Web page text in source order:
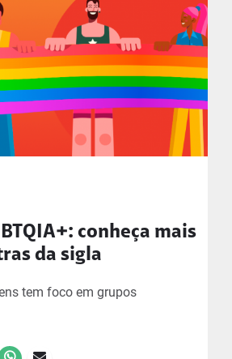
conheça mais
da sigla
tem foco em grupos